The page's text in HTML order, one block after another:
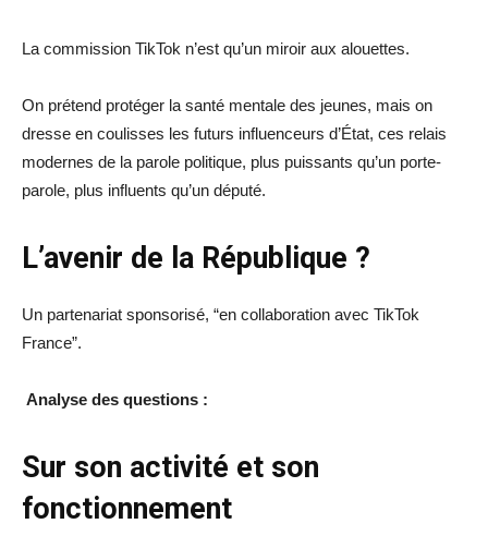
La commission TikTok n’est qu’un miroir aux alouettes.
On prétend protéger la santé mentale des jeunes, mais on
dresse en coulisses les futurs influenceurs d’État, ces relais
modernes de la parole politique, plus puissants qu’un porte-
parole, plus influents qu’un député.
L’avenir de la République ?
Un partenariat sponsorisé, “en collaboration avec TikTok
France”.
Analyse des questions :
Sur son activité et son
fonctionnement